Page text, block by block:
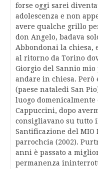
forse oggi sarei
adolescenza e non
avere qualche grillo
don Angelo, badava
Abbondonai la chiesa,
al ritorno da Torino
Giorgio del Sannio
andare in chiesa. Però
(paese nataledi San
luogo
Cappuccini, dopo
consigliavano su tutto
Santificazione del MIO
parrochcia (2002).
anni è passato a
permanenza